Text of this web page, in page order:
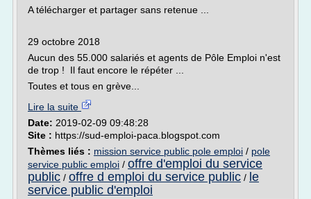
A télécharger et partager sans retenue ...
29 octobre 2018
Aucun des 55.000 salariés et agents de Pôle Emploi n'est
de trop ! Il faut encore le répéter ...
Toutes et tous en grève...
Lire la suite
Date: 2019-02-09 09:48:28
Site : https://sud-emploi-paca.blogspot.com
Thèmes liés : mission service public pole emploi / pole
service public emploi / offre d'emploi du service
public / offre d emploi du service public / le
service public d'emploi